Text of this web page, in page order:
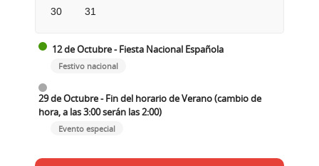
30 31
12 de Octubre - Fiesta Nacional Española
Festivo nacional
29 de Octubre - Fin del horario de Verano (cambio de
hora, a las 3:00 serán las 2:00)
Evento especial